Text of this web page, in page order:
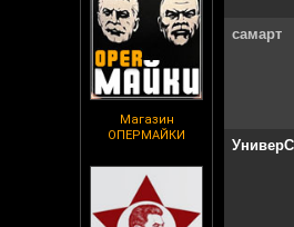
Магазин
ОПЕРМАЙКИ
самарт